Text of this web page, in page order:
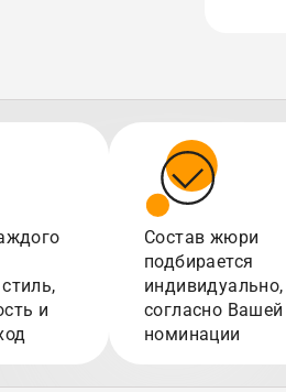
и
Состав жюри
подбирается
индивидуально,
согласно Вашей
номинации